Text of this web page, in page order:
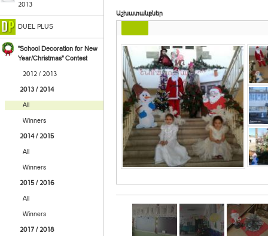
2013
DUEL PLUS
"School Decoration for New
Year/Christmas" Contest
2012 / 2013
2013 / 2014
All
Winners
2014 / 2015
All
Winners
2015 / 2016
All
Winners
2017 / 2018
Աշխատանքներ